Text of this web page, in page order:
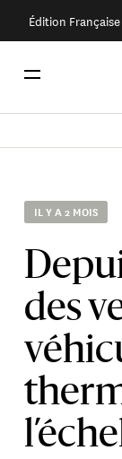
Édition Française
IL Y A 2 MOIS
des